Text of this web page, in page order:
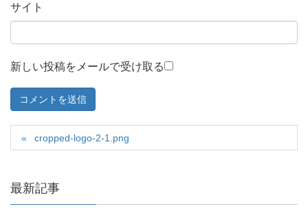
サイト
新しい投稿をメールで受け取る
cropped-logo-2-1.png
最新記事